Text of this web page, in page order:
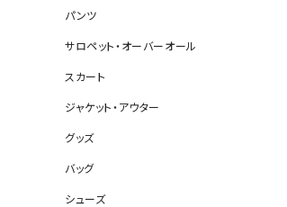
パンツ
サロペット・オーバーオール
スカート
ジャケット・アウター
グッズ
バッグ
シューズ